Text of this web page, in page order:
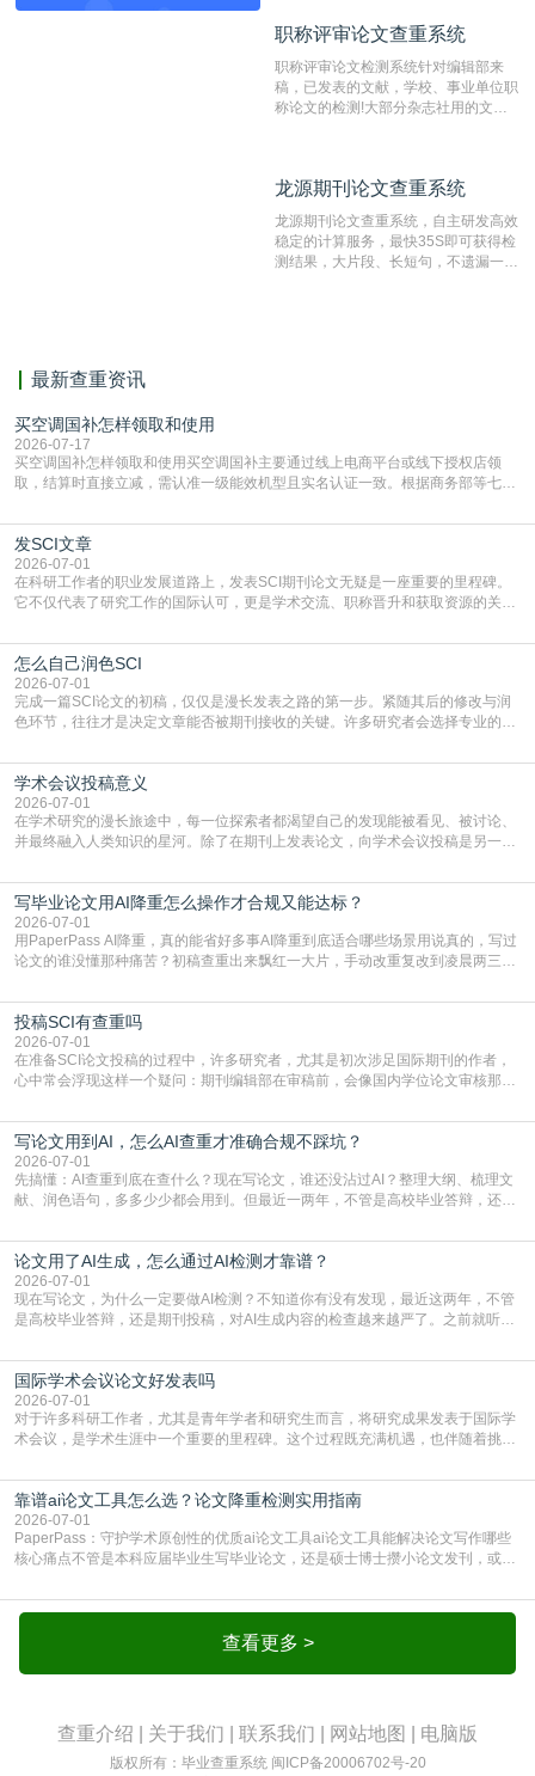
检测速度快、精度高，市场反映良好。
职称评审论文查重系统
职称评审论文检测系统针对编辑部来
稿，已发表的文献，学校、事业单位职
称论文的检测!大部分杂志社用的文献
编辑部检测来稿和已发表的文献,检测
测时注意填写第一作者,才能排除已发
表文献复制比。（限制字符数1万）
龙源期刊论文查重系统
龙源期刊论文查重系统，自主研发高效
稳定的计算服务，最快35S即可获得检
测结果，大片段、长短句，不遗漏一处
最新查重资讯
买空调国补怎样领取和使用
2026-07-17
买空调国补怎样领取和使用买空调国补主要通过线上电商平台或线下授权店领
取，结算时直接立减‌，需认准一级能效机型且实名认证一致。根据商务部等七部
能领到补贴首选‌京东APP‌搜索专属口令(如【家电补贴1637】、【国补立省
4949】等，口令会随活动更新，以页面显示为准)进入补贴专场。淘宝/天猫也可
复制粘贴【8$FKFGgJq
发SCI文章
2026-07-01
在科研工作者的职业发展道路上，发表SCI期刊论文无疑是一座重要的里程碑。
它不仅代表了研究工作的国际认可，更是学术交流、职称晋升和获取资源的关键
战与困惑。从选题立意到投稿回应，每一步都需要精心的策略与扎实的工作。本
篇AEIC学术交流中心小编就为大家介绍“发SCI文章”。一、精准定位是成功的第
一步发表SCI文章，首要解决的问题是“投
怎么自己润色SCI
2026-07-01
完成一篇SCI论文的初稿，仅仅是漫长发表之路的第一步。紧随其后的修改与润
色环节，往往才是决定文章能否被期刊接收的关键。许多研究者会选择专业的语
质量，更能在此过程中深化对学术写作的理解。如何系统、高效地打磨自己的论
文，使其在语言和学术表达上更符合国际期刊的要求，是每位研究者值得投入学
习的技能。本篇AEIC学术交流中心小编就为大家介
学术会议投稿意义
2026-07-01
在学术研究的漫长旅途中，每一位探索者都渴望自己的发现能被看见、被讨论、
并最终融入人类知识的星河。除了在期刊上发表论文，向学术会议投稿是另一个
广阔学术天地的大门，连接着个体研究与社会网络。本篇AEIC学术交流中心小编
就为大家介绍“学术会议投稿意义”。一、加速研究成果的传播与反馈学术会议通
常具有周期短、时效性强的特点。相比期刊漫长的
写毕业论文用AI降重怎么操作才合规又能达标？
2026-07-01
用PaperPass AI降重，真的能省好多事AI降重到底适合哪些场景用说真的，写过
论文的谁没懂那种痛苦？初稿查重出来飘红一大片，手动改重复改到凌晨两三
到秃头。这时候靠谱的AI降重真的就是救命稻草，选对工具，半天就能搞定你两
三天都做不完的事。不是所有人都需要用AI降重，但如果你符合下面这些场景，
真的可以试试：初稿写完重复率远超要
投稿SCI有查重吗
2026-07-01
在准备SCI论文投稿的过程中，许多研究者，尤其是初次涉足国际期刊的作者，
心中常会浮现这样一个疑问：期刊编辑部在审稿前，会像国内学位论文审核那
论文的初审通过率。实际上，SCI期刊对重复内容的审查是严谨投稿流程中不可
或缺的一环。本篇AEIC学术交流中心小编就为大家介绍“投稿SCI有查重吗”。
一、查重是标准流程答案是明确的：绝大多数S
写论文用到AI，怎么AI查重才准确合规不踩坑？
2026-07-01
先搞懂：AI查重到底在查什么？现在写论文，谁还没沾过AI？整理大纲、梳理文
献、润色语句，多多少少都会用到。但最近一两年，不管是高校毕业答辩，还是
须加做AI查重。很多人分不清，AI查重和普通查重到底有啥区别？这里说透：普
通查重查的是你的文字和已公开文献的重复比例，防的是抄袭；AI查重查的是你
的内容里，有多少是AI生成的，防的是过
论文用了AI生成，怎么通过AI检测才靠谱？
2026-07-01
现在写论文，为什么一定要做AI检测？不知道你有没有发现，最近这两年，不管
是高校毕业答辩，还是期刊投稿，对AI生成内容的检查越来越严了。之前就听身
要求修改，还差点被判定学术不规范，真的太冤了。现在国内多数高校和核心期
刊，都已经明确出台了相关规定：如果使用AI生成内容辅助写作，必须明确标
注，未标注的AI生成内容会被认定为不符合学
国际学术会议论文好发表吗
2026-07-01
对于许多科研工作者，尤其是青年学者和研究生而言，将研究成果发表于国际学
术会议，是学术生涯中一个重要的里程碑。这个过程既充满机遇，也伴随着挑
疑问：国际学术会议论文到底好不好发表？其价值和难度究竟如何衡量。本篇
AEIC学术交流中心小编就为大家介绍“国际学术会议论文好发表吗”。一、会议论
文发表的相对优势与期刊论文相比，国际会议论文的发
靠谱ai论文工具怎么选？论文降重检测实用指南
2026-07-01
PaperPass：守护学术原创性的优质ai论文工具ai论文工具能解决论文写作哪些
核心痛点不管是本科应届毕业生写毕业论文，还是硕士博士攒小论文发刊，或是
自己逐句读逐句改，熬好几个大夜不说，还经常改不到点上，交上去才发现重复
率超标，再返工太折腾。现在有了成熟的ai论文工具，这些痛点基本都能高效解
决。靠谱的ai论文工具，不止能帮你梳查看更多 >
查重介绍 关于我们 联系我们 网站地图 电脑版
版权所有：毕业查重系统 闽ICP备20006702号-20